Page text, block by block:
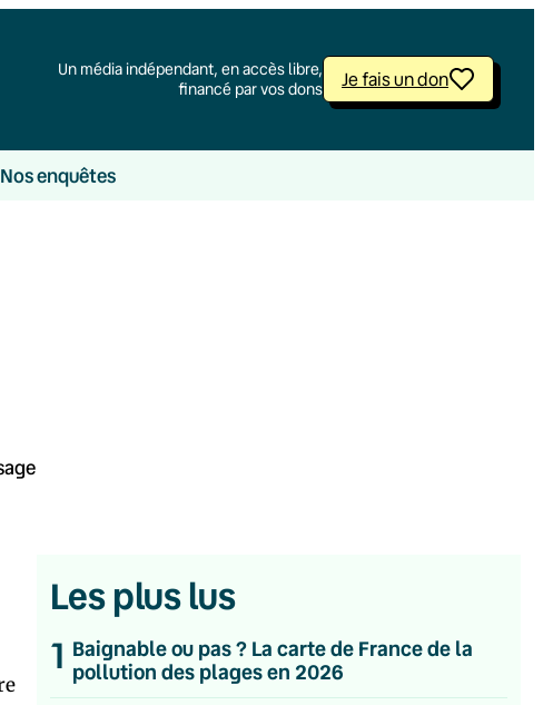
Un média indépendant, en accès libre,
financé par vos dons
Je fais un don
Nos enquêtes
Les plus lus
1 Baignable ou pas ? La carte de France de la
pollution des plages en 2026